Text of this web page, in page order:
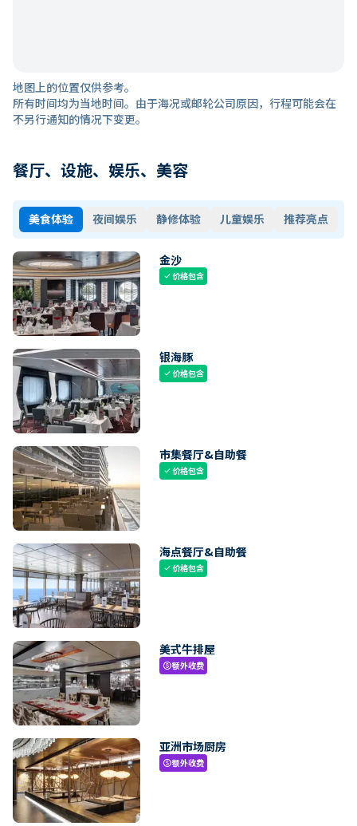
地图上的位置仅供参考。
所有时间均为当地时间。由于海况或邮轮公司原因，行程可能会在
不另行通知的情况下变更。
餐厅、设施、娱乐、美容
美食体验 夜间娱乐 静修体验 儿童娱乐 推荐亮点
金沙
check价格包含
银海豚
check价格包含
市集餐厅&自助餐
check价格包含
海点餐厅&自助餐
check价格包含
美式牛排屋
paid额外收费
亚洲市场厨房
paid额外收费